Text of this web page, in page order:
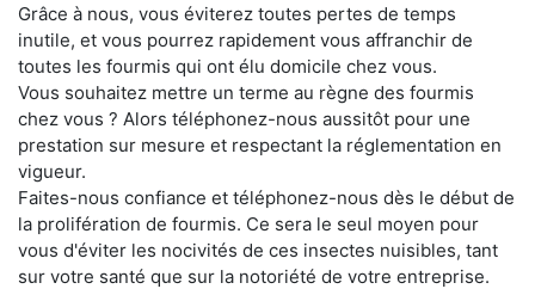
Grâce à nous, vous éviterez toutes pertes de temps
inutile, et vous pourrez rapidement vous affranchir de
toutes les fourmis qui ont élu domicile chez vous.
Vous souhaitez mettre un terme au règne des fourmis
chez vous ? Alors téléphonez-nous aussitôt pour une
prestation sur mesure et respectant la réglementation en
vigueur.
Faites-nous confiance et téléphonez-nous dès le début de
la prolifération de fourmis. Ce sera le seul moyen pour
vous d'éviter les nocivités de ces insectes nuisibles, tant
sur votre santé que sur la notoriété de votre entreprise.